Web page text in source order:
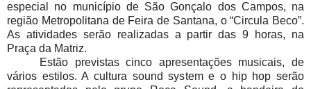
especial no município de São Gonçalo dos Campos, na
região Metropolitana de Feira de Santana, o “Circula Beco”.
As atividades serão realizadas a partir das 9 horas, na
Praça da Matriz.
Estão previstas cinco apresentações musicais, de
vários estilos. A cultura sound system e o hip hop serão